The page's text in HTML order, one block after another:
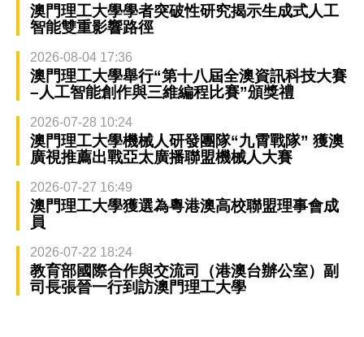
澳門理工大學學者突破性研究揭示生成式人工
智能雙重影響路徑
2026-08-04 17:36
澳門理工大學舉行“第十八屆全澳資訊科技大賽
–人工智能創作與三維編程比賽”頒獎禮
2026-07-28 10:24
澳門理工大學機械人研發團隊“九霄戰隊” 獲澳
廣視推薦出戰亞太廣播聯盟機械人大賽
2026-07-27 16:49
澳門理工大學獲選為粵港澳高校聯盟理事會成
員
2026-07-22 18:24
教育部國際合作與交流司（港澳台辦公室）副
司長張晉一行到訪澳門理工大學